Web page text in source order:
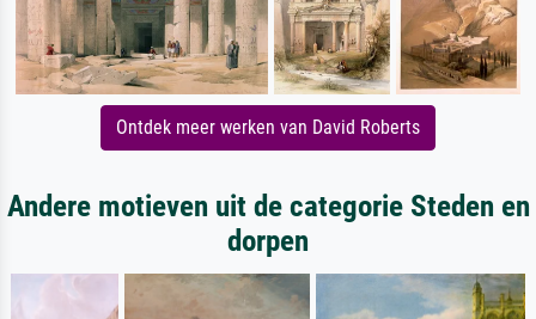
Ontdek meer werken van David Roberts
Andere motieven uit de categorie Steden en
dorpen